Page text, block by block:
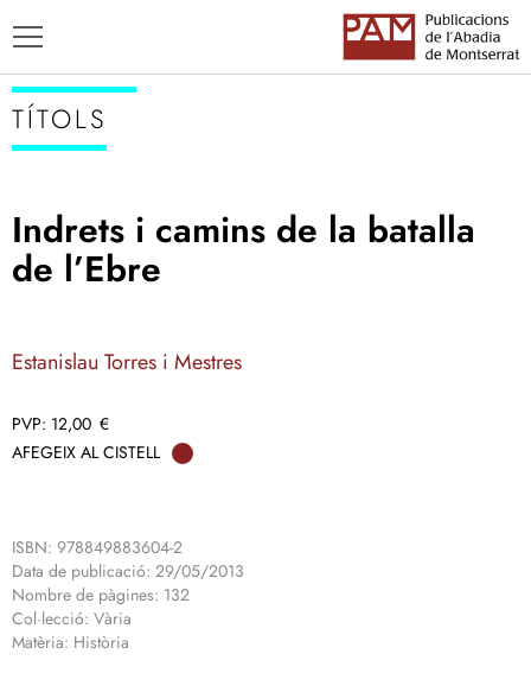
TÍTOLS
TÍTOLS
Indrets i camins de la batalla
de l’Ebre
Estanislau Torres i Mestres
12,00 €
AFEGEIX AL CISTELL
ISBN: 978849883604-2
Data de publicació: 29/05/2013
Nombre de pàgines: 132
Col·lecció: Vària
Matèria: Història